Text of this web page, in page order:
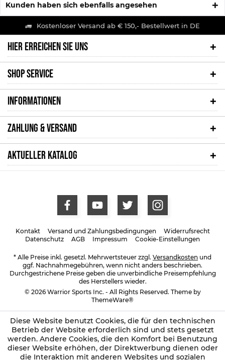
Kunden haben sich ebenfalls angesehen
Kostenloser Versand ab € 150,- Bestellwert in DE
HIER ERREICHEN SIE UNS
SHOP SERVICE
INFORMATIONEN
ZAHLUNG & VERSAND
AKTUELLER KATALOG
Kontakt Versand und Zahlungsbedingungen
Widerrufsrecht
Datenschutz
AGB Impressum Cookie-Einstellungen
* Alle Preise inkl. gesetzl. Mehrwertsteuer zzgl. Versandkosten und
ggf. Nachnahmegebühren, wenn nicht anders beschrieben.
Durchgestrichene Preise geben die unverbindliche Preisempfehlung
des Herstellers wieder.
© 2026 Warrior Sports Inc. - All Rights Reserved. Theme by
ThemeWare®
Diese Website benutzt Cookies, die für den technischen
Betrieb der Website erforderlich sind und stets gesetzt
werden. Andere Cookies, die den Komfort bei Benutzung
dieser Website erhöhen, der Direktwerbung dienen oder
die Interaktion mit anderen Websites und sozialen